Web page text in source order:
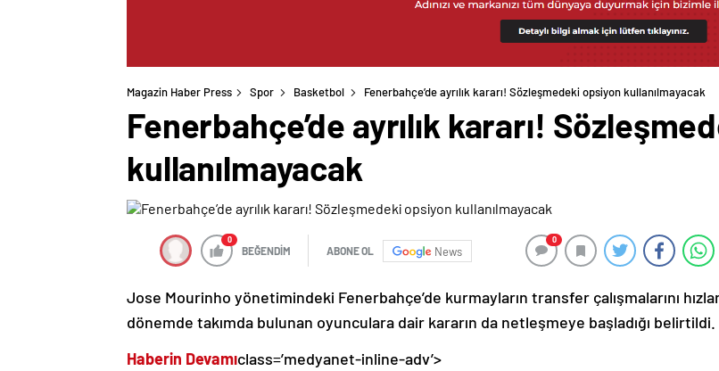
Magazin Haber Press Spor Basketbol Fenerbahçe’de ayrılık kararı! Sözleşmedeki opsiyon kullanılmayacak
Fenerbahçe’de ayrılık kararı!
kullanılmayacak
0
BEĞENDİM ABONE OL News
0
Jose Mourinho yönetimindeki Fenerbahçe’de kurmayların transfer çalışmalarını
dönemde takımda bulunan oyunculara dair kararın da netleşmeye başladığı belirtildi.
Haberin Devamıclass=’medyanet-inline-adv’>